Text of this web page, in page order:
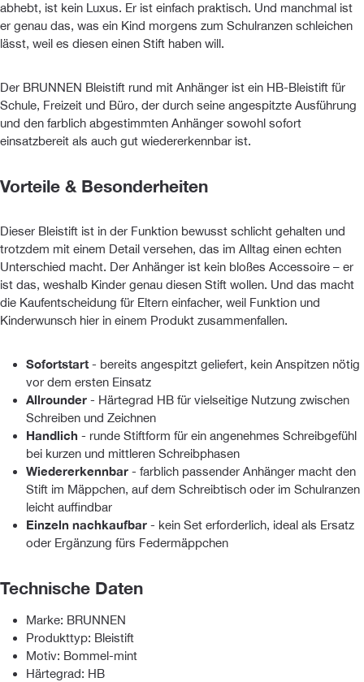
abhebt, ist kein Luxus. Er ist einfach praktisch. Und manchmal ist
er genau das, was ein Kind morgens zum Schulranzen schleichen
lässt, weil es diesen einen Stift haben will.
Der BRUNNEN Bleistift rund mit Anhänger ist ein HB-Bleistift für
Schule, Freizeit und Büro, der durch seine angespitzte Ausführung
und den farblich abgestimmten Anhänger sowohl sofort
einsatzbereit als auch gut wiedererkennbar ist.
Vorteile & Besonderheiten
Dieser Bleistift ist in der Funktion bewusst schlicht gehalten und
trotzdem mit einem Detail versehen, das im Alltag einen echten
Unterschied macht. Der Anhänger ist kein bloßes Accessoire – er
ist das, weshalb Kinder genau diesen Stift wollen. Und das macht
die Kaufentscheidung für Eltern einfacher, weil Funktion und
Kinderwunsch hier in einem Produkt zusammenfallen.
Sofortstart - bereits angespitzt geliefert, kein Anspitzen nötig
vor dem ersten Einsatz
Allrounder - Härtegrad HB für vielseitige Nutzung zwischen
Schreiben und Zeichnen
Handlich - runde Stiftform für ein angenehmes Schreibgefühl
bei kurzen und mittleren Schreibphasen
Wiedererkennbar - farblich passender Anhänger macht den
Stift im Mäppchen, auf dem Schreibtisch oder im Schulranzen
leicht auffindbar
Einzeln nachkaufbar - kein Set erforderlich, ideal als Ersatz
oder Ergänzung fürs Federmäppchen
Technische Daten
Marke: BRUNNEN
Produkttyp: Bleistift
Motiv: Bommel-mint
Härtegrad: HB